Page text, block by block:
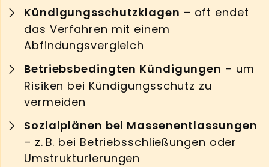
Kündigungsschutzklagen – oft endet
das Verfahren mit einem
Abfindungsvergleich
Betriebsbedingten Kündigungen – um
Risiken bei Kündigungsschutz zu
vermeiden
Sozialplänen bei Massenentlassungen
– z. B. bei Betriebsschließungen oder
Umstrukturierungen